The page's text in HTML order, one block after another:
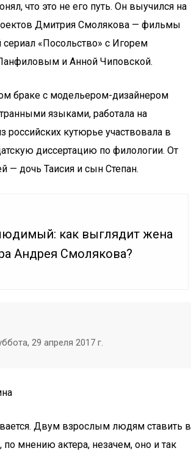
что это не его путь. Он выучился на
Дмитрия Смолякова — фильмы
«Посольство» с Игорем
и Анной Чиповской.
браке с модельером-дизайнером
языками, работала на
кутюрье участвовала в
диссертацию по филологии. От
— дочь Таисия и сын Степан.
как выглядит жена
Андрея Смолякова?
29 апреля 2017 г.
Двум взрослым людям ставить в
по мнению актера, незачем, оно и так